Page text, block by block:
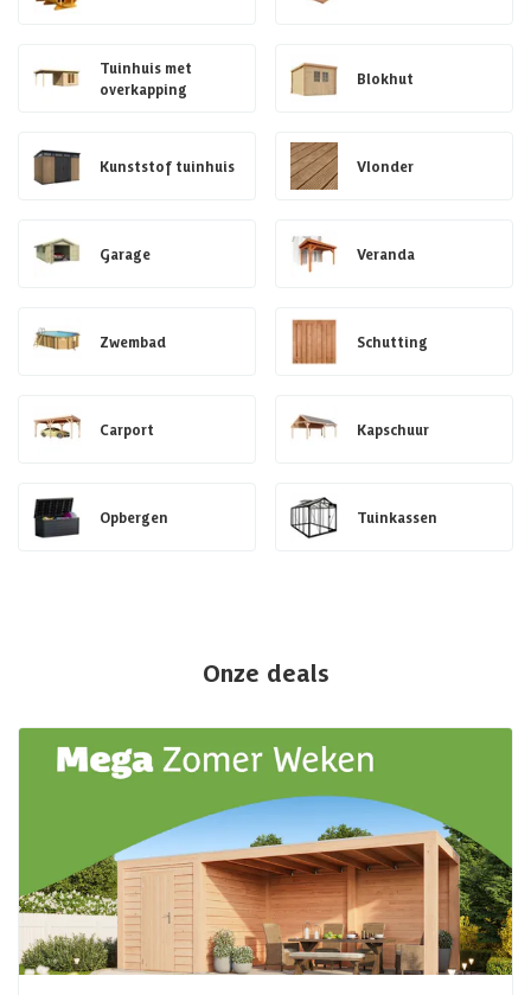
Tuinhuis met
overkapping
Blokhut
Kunststof tuinhuis Vlonder
Garage Veranda
Zwembad Schutting
Carport Kapschuur
Opbergen Tuinkassen
Onze deals